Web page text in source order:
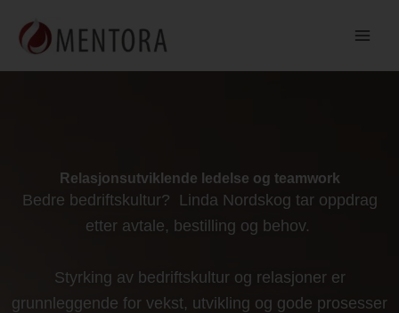
rett
Relasjonsutviklende ledelse og teamwork
Bedre bedriftskultur? Linda Nordskog tar oppdrag
etter avtale, bestilling og behov.
Styrking av bedriftskultur og relasjoner er
grunnleggende for vekst, utvikling og gode prosesser